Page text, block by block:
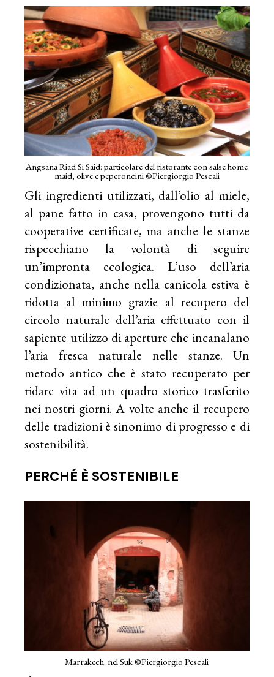
Angsana Riad Si Said: particolare del ristorante con salse home
maid, olive e peperoncini ©Piergiorgio Pescali
Gli ingredienti utilizzati, dall’olio al miele,
al pane fatto in casa, provengono tutti da
cooperative certificate, ma anche le stanze
rispecchiano la volontà di seguire
un’impronta ecologica. L’uso dell’aria
condizionata, anche nella canicola estiva è
ridotta al minimo grazie al recupero del
circolo naturale dell’aria effettuato con il
sapiente utilizzo di aperture che incanalano
l’aria fresca naturale nelle stanze. Un
metodo antico che è stato recuperato per
ridare vita ad un quadro storico trasferito
nei nostri giorni. A volte anche il recupero
delle tradizioni è sinonimo di progresso e di
sostenibilità.
PERCHÉ È SOSTENIBILE
Marrakech: nel Suk ©Piergiorgio Pescali